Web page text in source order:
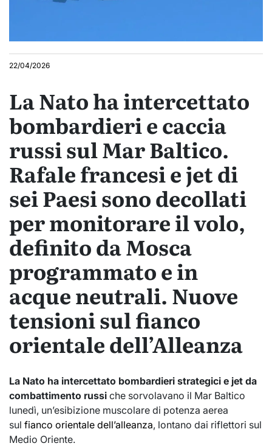
22/04/2026
La Nato ha intercettato
bombardieri e caccia
russi sul Mar Baltico.
Rafale francesi e jet di
sei Paesi sono decollati
per monitorare il volo,
definito da Mosca
programmato e in
acque neutrali. Nuove
tensioni sul fianco
orientale dell’Alleanza
La Nato ha intercettato bombardieri strategici e jet da
combattimento russi che sorvolavano il Mar Baltico
lunedì, un’esibizione muscolare di potenza aerea
sul fianco orientale dell’alleanza, lontano dai riflettori sul
Medio Oriente.